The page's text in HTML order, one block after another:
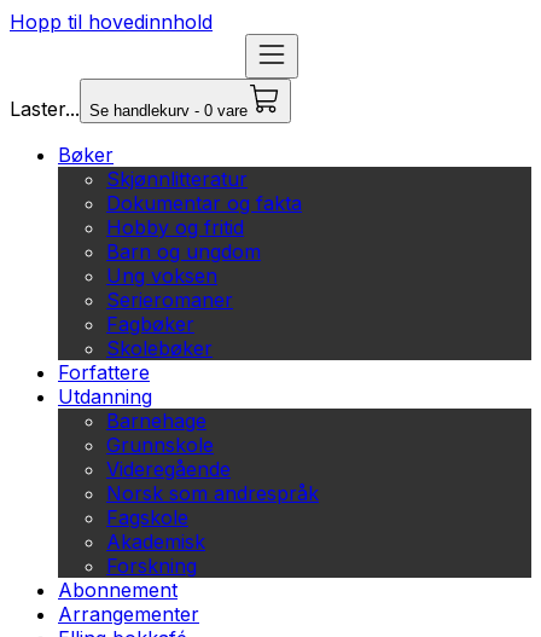
Hopp til hovedinnhold
Laster... Se handlekurv - 0 vare
Bøker
Skjønnlitteratur
Dokumentar og fakta
Hobby og fritid
Barn og ungdom
Ung voksen
Serieromaner
Fagbøker
Skolebøker
Forfattere
Utdanning
Barnehage
Grunnskole
Videregående
Norsk som andrespråk
Fagskole
Akademisk
Forskning
Abonnement
Arrangementer